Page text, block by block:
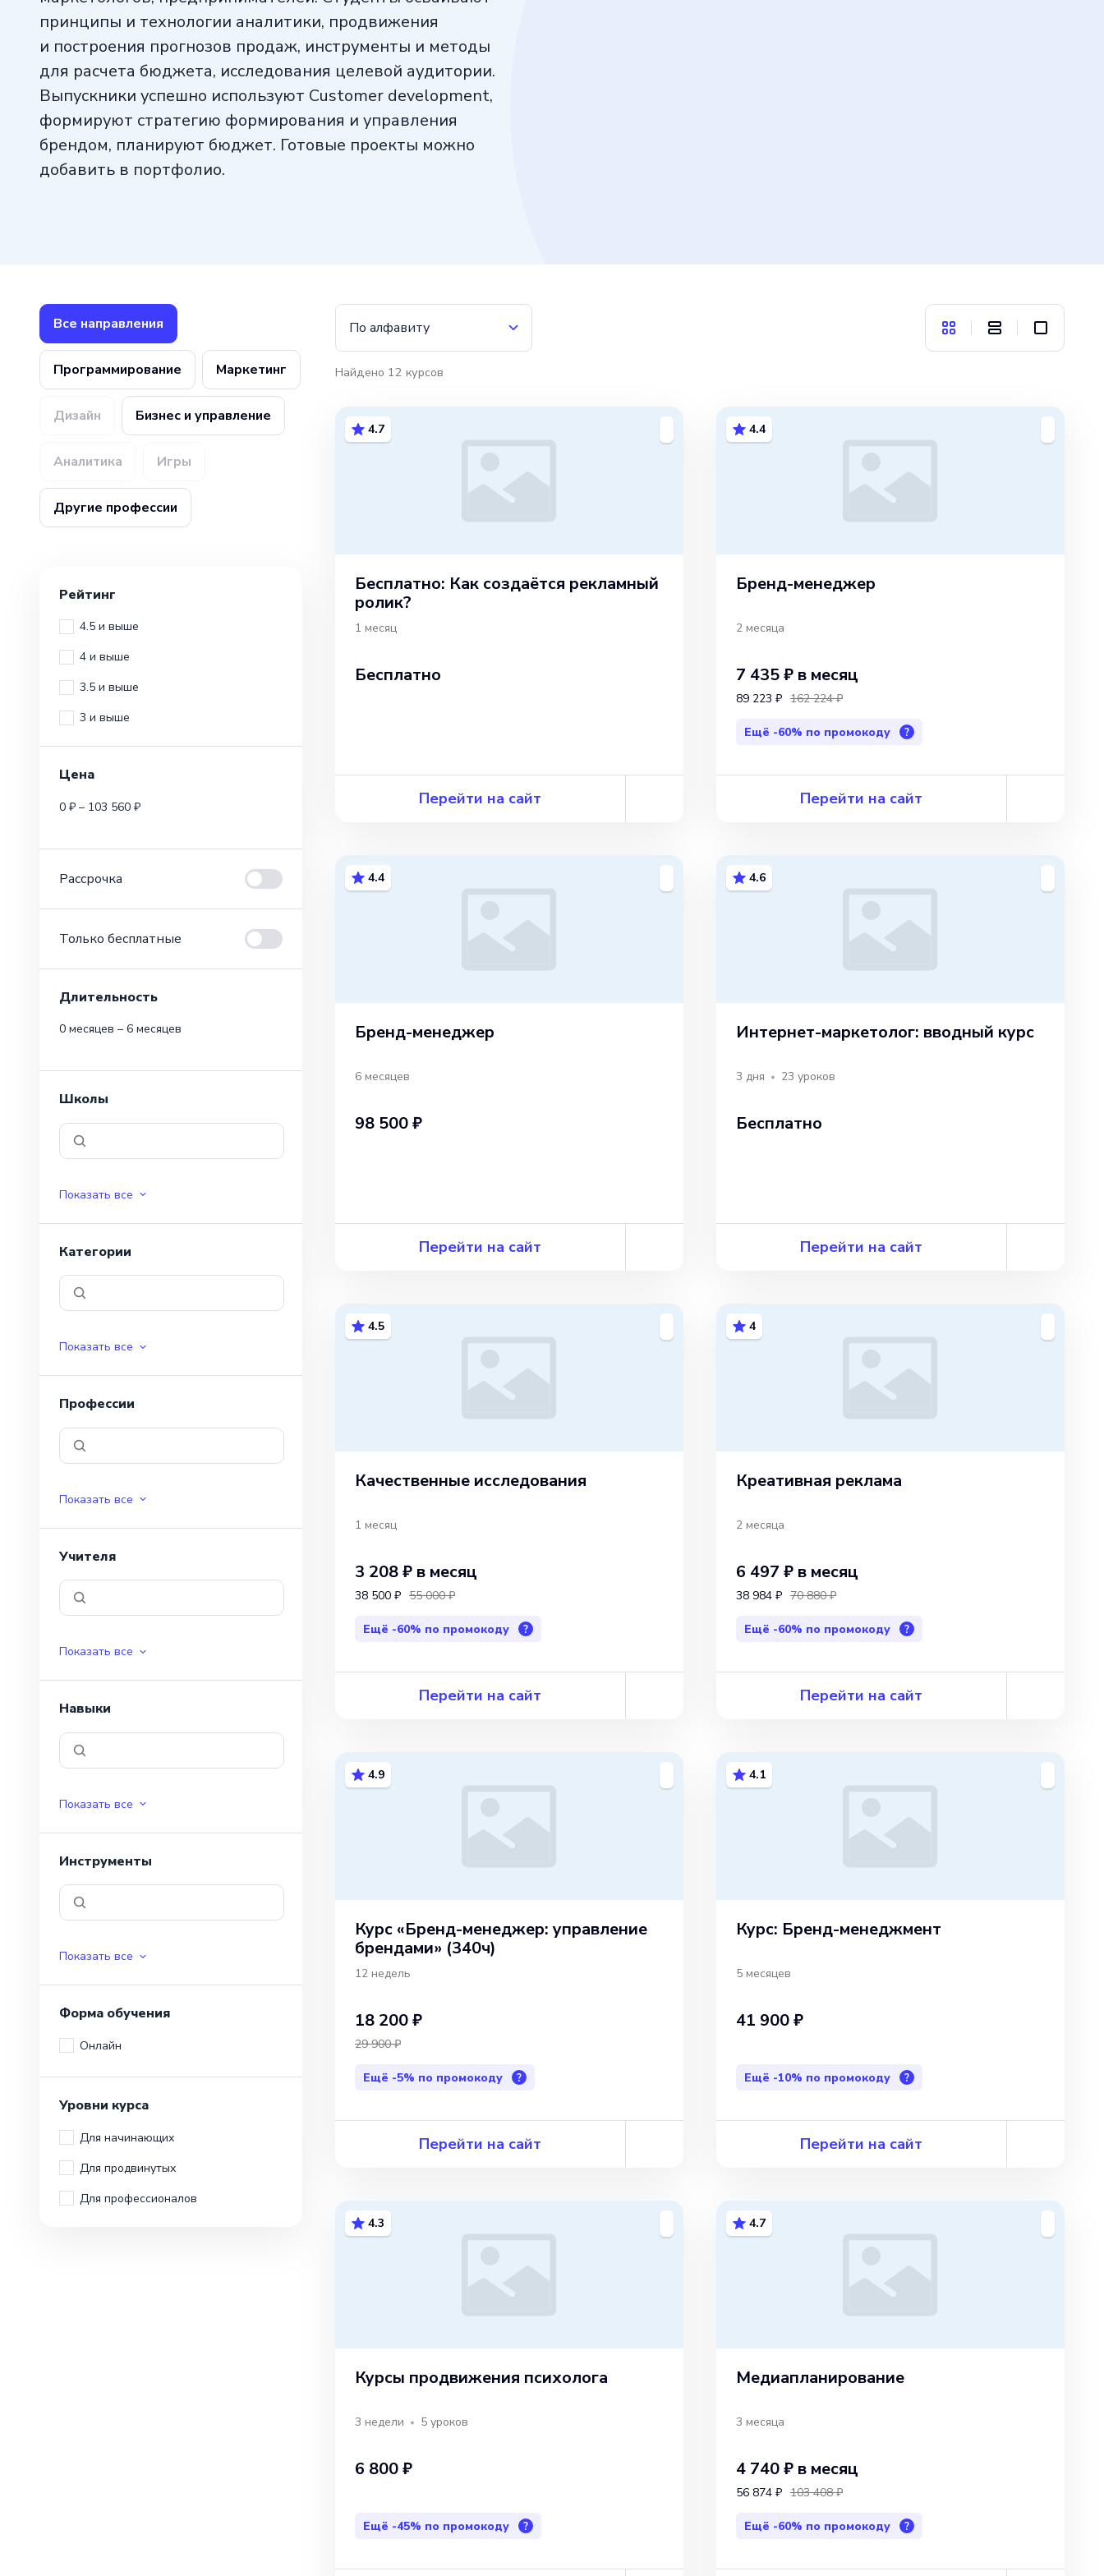
принципы и технологии аналитики, продвижения
и построения прогнозов продаж, инструменты и методы
для расчета бюджета, исследования целевой аудитории.
Выпускники успешно используют Customer development,
формируют стратегию формирования и управления
брендом, планируют бюджет. Готовые проекты можно
добавить в портфолио.
По алфавиту
Найдено 12 курсов
4.7
Бесплатно: Как создаётся рекламный
ролик?
1 месяц
Бесплатно
Перейти на сайт
4.4
Бренд-менеджер
2 месяца
7 435 ₽ в месяц
89 223 ₽ 162 224 ₽
Ещё -60% по промокоду ?
Перейти на сайт
4.4
Бренд-менеджер
6 месяцев
98 500 ₽
Перейти на сайт
4.6
Интернет-маркетолог: вводный курс
3 дня 23 уроков
Бесплатно
Перейти на сайт
4.5
Качественные исследования
1 месяц
3 208 ₽ в месяц
38 500 ₽ 55 000 ₽
Ещё -60% по промокоду ?
Перейти на сайт
4
Креативная реклама
2 месяца
6 497 ₽ в месяц
38 984 ₽ 70 880 ₽
Ещё -60% по промокоду ?
Перейти на сайт
4.9
Курс «Бренд-менеджер: управление
брендами» (340ч)
12 недель
18 200 ₽
29 900 ₽
Ещё -5% по промокоду ?
Перейти на сайт
4.1
Курс: Бренд-менеджмент
5 месяцев
41 900 ₽
Ещё -10% по промокоду ?
Перейти на сайт
4.3
Курсы продвижения психолога
3 недели 5 уроков
6 800 ₽
Ещё -45% по промокоду ?
4.7
Медиапланирова­ние
3 месяца
4 740 ₽ в месяц
56 874 ₽ 103 408 ₽
Ещё -60% по промокоду ?
Все направления
Программирование Маркетинг
Дизайн Бизнес и управление
Аналитика Игры
Другие профессии
Рейтинг
4.5 и выше
4 и выше
3.5 и выше
3 и выше
Цена
0 ₽ – 103 560 ₽
Рассрочка
Только бесплатные
Длительность
0 месяцев – 6 месяцев
Школы
Показать все
Категории
Показать все
Профессии
Показать все
Учителя
Показать все
Навыки
Показать все
Инструменты
Показать все
Форма обучения
Онлайн
Уровни курса
Для начинающих
Для продвинутых
Для профессионалов